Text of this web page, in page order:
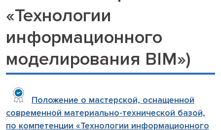
«Технологии
информационного
моделирования BIM»)
Положение о мастерской, оснащенной
современной материально-технической базой,
по компетенции «Технологии информационного